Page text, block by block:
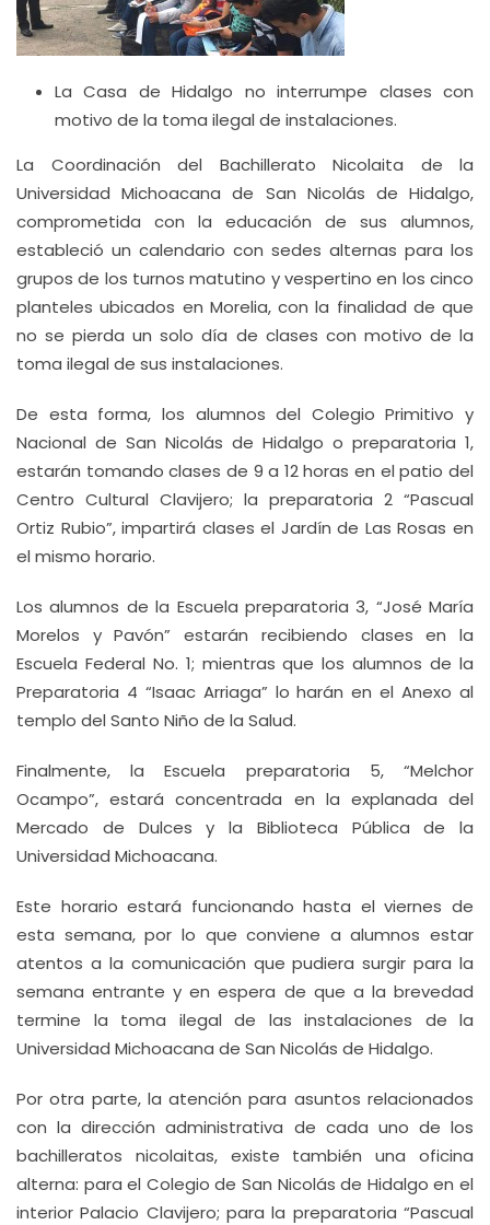
La Casa de Hidalgo no interrumpe clases con
motivo de la toma ilegal de instalaciones.
La Coordinación del Bachillerato Nicolaita de la
Universidad Michoacana de San Nicolás de Hidalgo,
comprometida con la educación de sus alumnos,
estableció un calendario con sedes alternas para los
grupos de los turnos matutino y vespertino en los cinco
planteles ubicados en Morelia, con la finalidad de que
no se pierda un solo día de clases con motivo de la
toma ilegal de sus instalaciones.
De esta forma, los alumnos del Colegio Primitivo y
Nacional de San Nicolás de Hidalgo o preparatoria 1,
estarán tomando clases de 9 a 12 horas en el patio del
Centro Cultural Clavijero; la preparatoria 2 “Pascual
Ortiz Rubio”, impartirá clases el Jardín de Las Rosas en
el mismo horario.
Los alumnos de la Escuela preparatoria 3, “José María
Morelos y Pavón” estarán recibiendo clases en la
Escuela Federal No. 1; mientras que los alumnos de la
Preparatoria 4 “Isaac Arriaga” lo harán en el Anexo al
templo del Santo Niño de la Salud.
Finalmente, la Escuela preparatoria 5, “Melchor
Ocampo”, estará concentrada en la explanada del
Mercado de Dulces y la Biblioteca Pública de la
Universidad Michoacana.
Este horario estará funcionando hasta el viernes de
esta semana, por lo que conviene a alumnos estar
atentos a la comunicación que pudiera surgir para la
semana entrante y en espera de que a la brevedad
termine la toma ilegal de las instalaciones de la
Universidad Michoacana de San Nicolás de Hidalgo.
Por otra parte, la atención para asuntos relacionados
con la dirección administrativa de cada uno de los
bachilleratos nicolaitas, existe también una oficina
alterna: para el Colegio de San Nicolás de Hidalgo en el
interior Palacio Clavijero; para la preparatoria “Pascual